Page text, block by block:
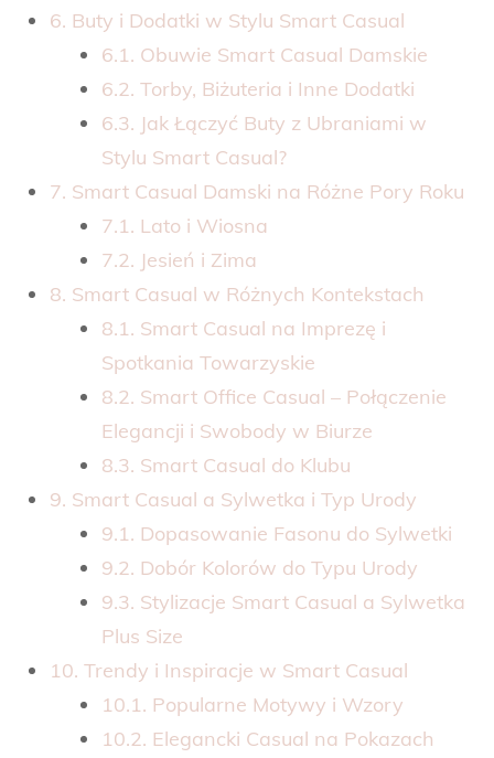
6. Buty i Dodatki w Stylu Smart Casual
6.1. Obuwie Smart Casual Damskie
6.2. Torby, Biżuteria i Inne Dodatki
6.3. Jak Łączyć Buty z Ubraniami w
Stylu Smart Casual?
7. Smart Casual Damski na Różne Pory Roku
7.1. Lato i Wiosna
7.2. Jesień i Zima
8. Smart Casual w Różnych Kontekstach
8.1. Smart Casual na Imprezę i
Spotkania Towarzyskie
8.2. Smart Office Casual – Połączenie
Elegancji i Swobody w Biurze
8.3. Smart Casual do Klubu
9. Smart Casual a Sylwetka i Typ Urody
9.1. Dopasowanie Fasonu do Sylwetki
9.2. Dobór Kolorów do Typu Urody
9.3. Stylizacje Smart Casual a Sylwetka
Plus Size
10. Trendy i Inspiracje w Smart Casual
10.1. Popularne Motywy i Wzory
10.2. Elegancki Casual na Pokazach